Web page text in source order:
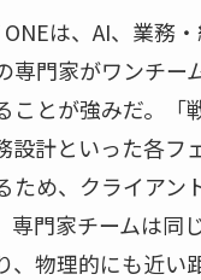
は、AI、業務
専門家がワンチー
ことが強みだ。「
設計といった各フ
ため、クライアン
専門家チームは同
、物理的にも近い